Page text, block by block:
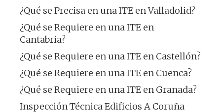
¿Qué se Precisa en una ITE en Valladolid?
¿Qué se Requiere en una ITE en
Cantabria?
¿Qué se Requiere en una ITE en Castellón?
¿Qué se Requiere en una ITE en Cuenca?
¿Qué se Requiere en una ITE en Granada?
Inspección Técnica Edificios A Coruña